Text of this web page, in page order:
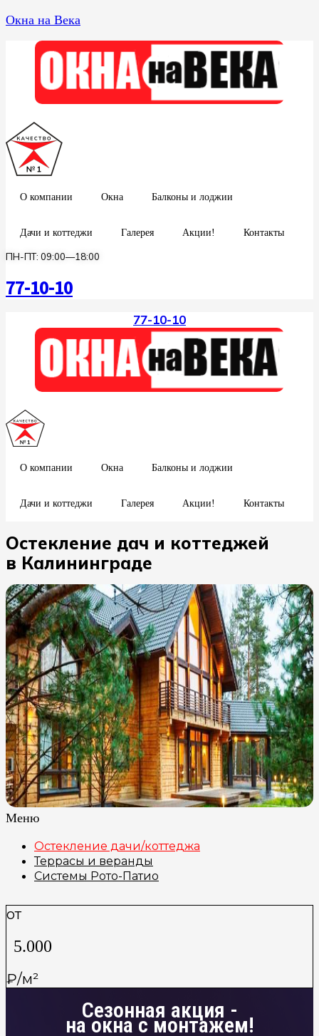
Окна на Века
О компании Окна Балконы и лоджии
Дачи и коттеджи Галерея Акции! Контакты
ПН-ПТ: 09:00—18:00
77-10-10
77-10-10
О компании Окна Балконы и лоджии
Дачи и коттеджи Галерея Акции! Контакты
Остекление дач и коттеджей
в Калининграде
Меню
Остекление дачи/коттеджа
Террасы и веранды
Системы Рото-Патио
от
5.000
₽/м²
Сезонная акция -
на окна с монтажем!